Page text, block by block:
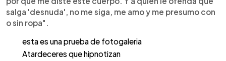
salga 'desnuda', no me siga, me amo y me presumo con
o sin ropa".
esta es una prueba de fotogaleria
Atardeceres que hipnotizan